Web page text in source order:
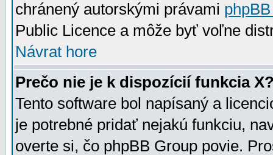
chránený autorskými právami
Public Licence a môže byť voľne
Návrat hore
Prečo nie je k dispozícií funkcia
Tento software bol napísaný a
je potrebné pridať nejakú funkciu,
overte si, čo phpBB Group povie.